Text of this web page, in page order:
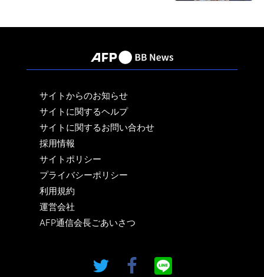
サイトからのお知らせ
サイトに関するヘルプ
サイトに関するお問い合わせ
採用情報
サイトポリシー
プライバシーポリシー
利用規約
運営会社
AFP通信会長ごあいさつ